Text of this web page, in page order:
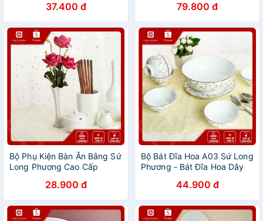
37.400 đ 79.800 đ
Bộ Phụ Kiện Bàn Ăn Bằng Sứ
Long Phương Cao Cấp
28.900 đ
Bộ Bát Đĩa Hoa A03 Sứ Long
Phương - Bát Đĩa Hoa Dây
44.900 đ